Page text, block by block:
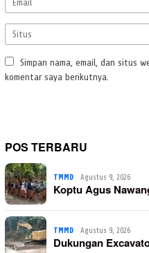
Simpan nama, email, dan situs
komentar saya berikutnya.
POS TERBARU
TMMD Agustus 9, 2026
Koptu Agus
TMMD Agustus 9, 2026
Dukungan